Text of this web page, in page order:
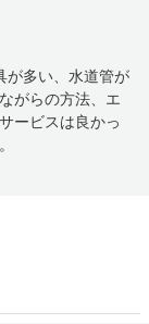
が多い、水道管が
がらの方法、エ
ービスは良かっ